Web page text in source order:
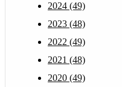
2024 (49)
2023 (48)
2022 (49)
2021 (48)
2020 (49)